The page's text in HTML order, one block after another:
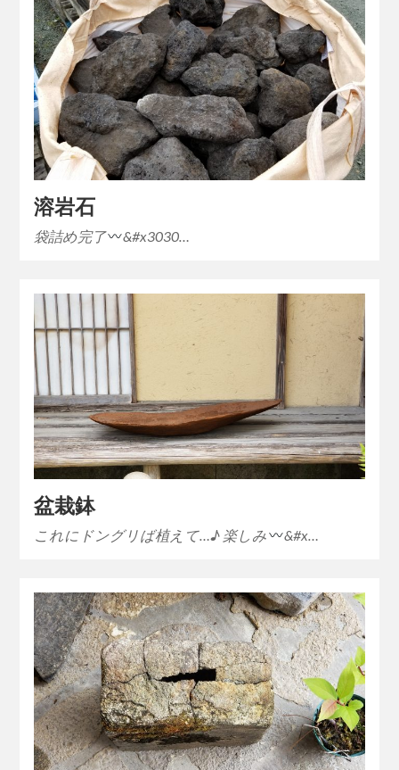
溶岩石
袋詰め完了 &#x3030…
盆栽鉢
これにドングリば植えて…♪ 楽しみ &#x…